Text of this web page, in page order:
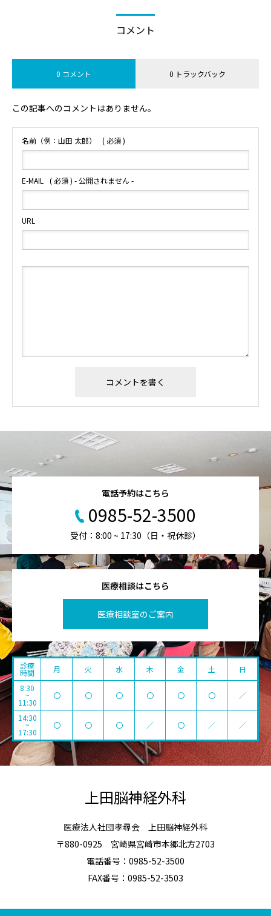
コメント
0 コメント 0 トラックバック
この記事へのコメントはありません。
名前（例：山田 太郎） ( 必須 )
E-MAIL ( 必須 ) - 公開されません -
URL
医療相談はこちら
医療相談室のご案内
電話予約はこちら
0985-52-3500
受付：8:00 ~ 17:30（日・祝休診）
診療
時間 月 火 水 木 金 土
日
8:30
~
11:30
〇 〇 〇 〇 〇 〇 ／
14:30
~
17:30
〇 〇 〇 ／ 〇 ／ ／
上田脳神経外科
医療法人社団孝尋会 上田脳神経外科
〒880-0925 宮崎県宮崎市本郷北方2703
電話番号：0985-52-3500
FAX番号：0985-52-3503